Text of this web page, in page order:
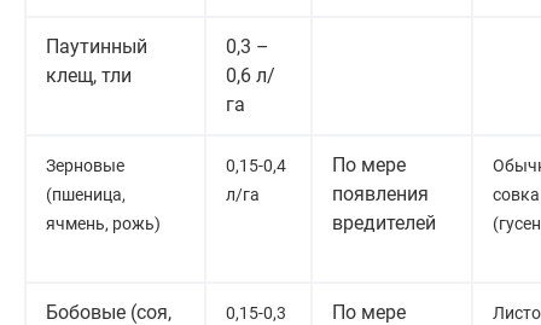
Паутинный
клещ, тли
0,3 –
0,6 л/
га
Зерновые
(пшеница,
ячмень, рожь)
0,15-0,4
л/га
По мере
появления
вредителей
совка
Бобовые (соя,
0,15-0,3
По мере